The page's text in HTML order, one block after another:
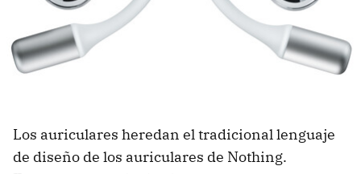
Los auriculares heredan el tradicional lenguaje
de diseño de los auriculares de Nothing.